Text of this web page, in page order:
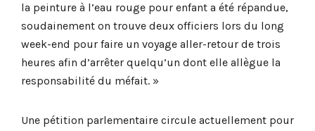
la peinture à l’eau rouge pour enfant a été répandue,
soudainement on trouve deux officiers lors du long
week-end pour faire un voyage aller-retour de trois
heures afin d’arrêter quelqu’un dont elle allègue la
responsabilité du méfait. »
Une pétition parlementaire circule actuellement pour